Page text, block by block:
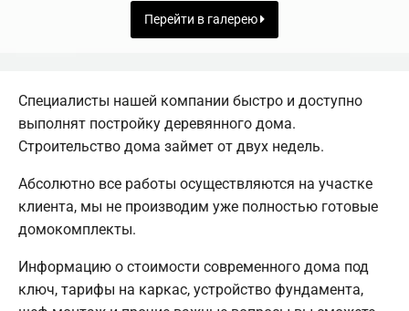
Перейти в галерею
Специалисты нашей компании быстро и доступно
выполнят постройку деревянного дома.
Строительство дома займет от двух недель.
Абсолютно все работы осуществляются на участке
клиента, мы не производим уже полностью готовые
домокомплекты.
Информацию о стоимости современного дома под
ключ, тарифы на каркас, устройство фундамента,